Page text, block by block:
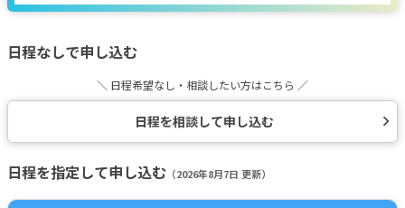
日程なしで申し込む
＼ 日程希望なし・相談したい方はこちら ／
日程を相談して申し込む
日程を指定して申し込む （2026年8月7日 更新）